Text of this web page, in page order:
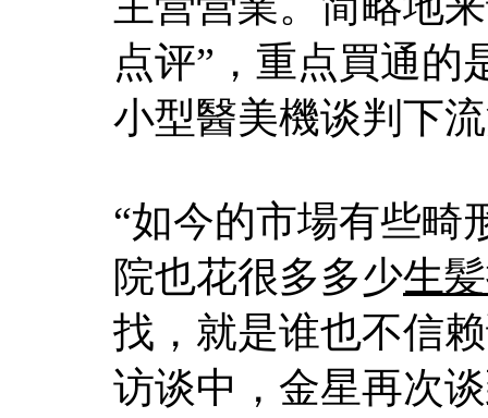
点评”，重点買通的
小型醫美機谈判下
“如今的市場有些畸
院也花很多多少生
找，就是谁也不信
访谈中，金星再次